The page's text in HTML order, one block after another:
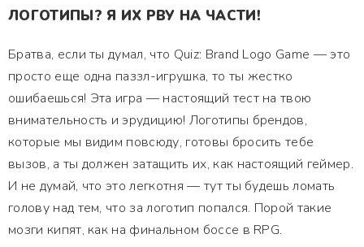
ЛОГОТИПЫ? Я ИХ РВУ НА ЧАСТИ!
Братва, если ты думал, что Quiz: Brand Logo Game — это
просто еще одна паззл-игрушка, то ты жестко
ошибаешься! Эта игра — настоящий тест на твою
внимательность и эрудицию! Логотипы брендов,
которые мы видим повсюду, готовы бросить тебе
вызов, а ты должен затащить их, как настоящий геймер.
И не думай, что это легкотня — тут ты будешь ломать
голову над тем, что за логотип попался. Порой такие
мозги кипят, как на финальном боссе в RPG.